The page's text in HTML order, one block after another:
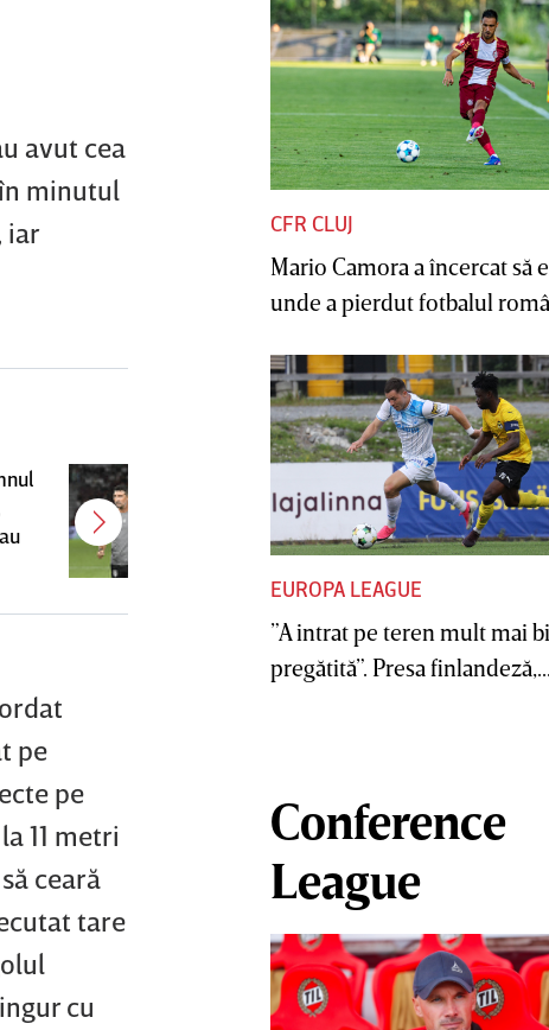
avut cea
minutul
iar
Antonio Folha a fost demis de la
CFR Cluj! Alţi 3 jucători sunt OUT
pe
pe
11 metri
ceară
tare
cu
CFR CLUJ
Mario Camora a încercat să
unde a pierdut fotbalul
EUROPA LEAGUE
”A intrat pe teren mult mai
pregătită”. Presa
Conference
League